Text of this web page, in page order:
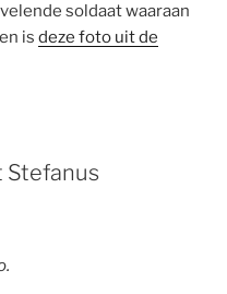
soldaat waaraan
is deze foto uit de
Stefanus